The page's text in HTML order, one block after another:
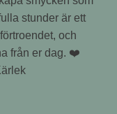
stunder är ett
och
från er dag. ❤️